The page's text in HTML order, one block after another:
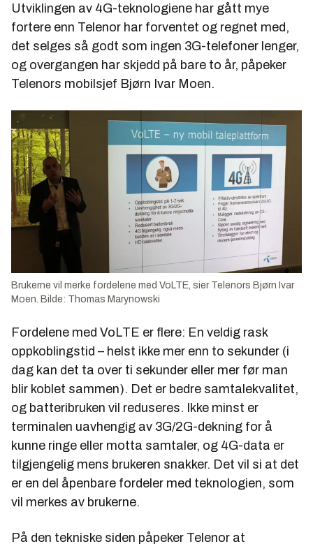
Utviklingen av 4G-teknologiene har gått mye
fortere enn Telenor har forventet og regnet med,
det selges så godt som ingen 3G-telefoner lenger,
og overgangen har skjedd på bare to år, påpeker
Telenors mobilsjef Bjørn Ivar Moen.
Brukerne vil merke fordelene med VoLTE, sier Telenors Bjørn Ivar
Moen. Bilde: Thomas Marynowski
Fordelene med VoLTE er flere: En veldig rask
oppkoblingstid – helst ikke mer enn to sekunder (i
dag kan det ta over ti sekunder eller mer før man
blir koblet sammen). Det er bedre samtalekvalitet,
og batteribruken vil reduseres. Ikke minst er
terminalen uavhengig av 3G/2G-dekning for å
kunne ringe eller motta samtaler, og 4G-data er
tilgjengelig mens brukeren snakker. Det vil si at det
er en del åpenbare fordeler med teknologien, som
vil merkes av brukerne.
På den tekniske siden påpeker Telenor at